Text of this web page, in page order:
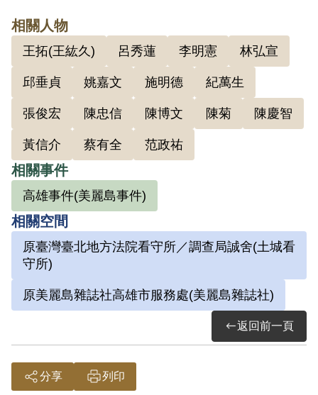
人權」等口號，煽動群眾，率先助勢，以
資呼應。1979年12月22日被羈押。1980年
經臺灣高等法院以《陸海空軍刑法》第72
條第2款「多眾集合為暴行脅迫率先助勢」
判處有期徒刑3年。1982年12月21日刑滿
開釋。
其於2001年6月向補償基金會提出申請，
2003年3月經第3屆第3次臨時董事會審核通
過予以補償。補償理由為據原判決認其觸
犯《刑法》第136條第1項後段公然聚眾對
及《陸海空軍刑法》第72條第2款多眾集合
為暴行脅迫率先助勢罪，應從一重之《陸
海空軍刑法》第72條第2款之罪處斷。係以
其之自白、共同被告陳博文、邱垂貞之供
述及證人陳家三之證詞為依據。惟其否認
相關人物
王拓(王紘久) 呂秀蓮 李明憲 林弘宣
邱垂貞 姚嘉文 施明德 紀萬生
張俊宏 陳忠信 陳博文 陳菊 陳慶智
黃信介 蔡有全 范政祐
相關事件
高雄事件(美麗島事件)
相關空間
原臺灣臺北地方法院看守所／調查局誠舍(土城看
守所)
原美麗島雜誌社高雄市服務處(美麗島雜誌社)
返回前一頁
分享 列印